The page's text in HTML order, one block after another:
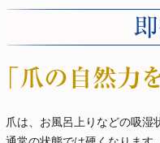
爪は、お風呂上りなどの吸湿